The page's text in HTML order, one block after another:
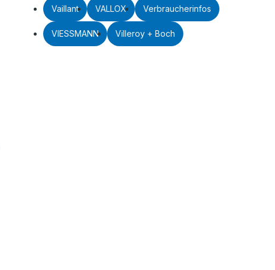
Vaillant VALLOX Verbraucherinfos
VIESSMANN Villeroy + Boch